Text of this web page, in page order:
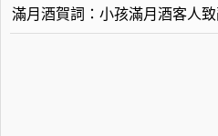
滿月酒賀詞：小孩滿月酒客人